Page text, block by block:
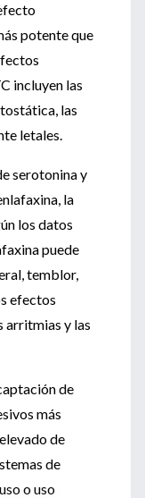
potente que
incluyen las
las
letales.
serotonina y
la
los datos
puede
temblor,
efectos
arritmias y las
de
más
de
de
o uso